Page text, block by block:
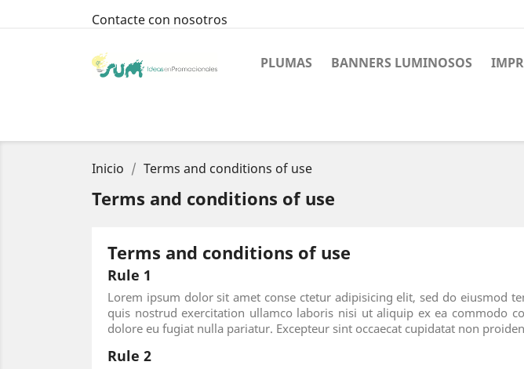
Contacte con nosotros
PLUMAS BANNERS LUMINOSOS
Inicio Terms and conditions of use
Terms and conditions of use
Terms and conditions of use
Rule 1
Lorem ipsum dolor sit amet conse ctetur adipisicing elit, sed do eiusmod
quis nostrud exercitation ullamco laboris nisi ut aliquip ex ea commodo
dolore eu fugiat nulla pariatur. Excepteur sint occaecat cupidatat non
Rule 2